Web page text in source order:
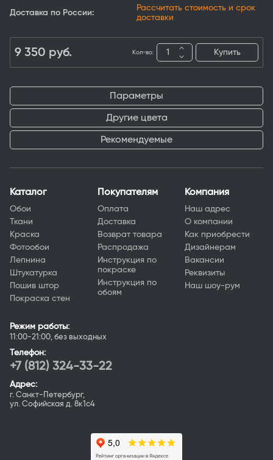
Доставка по России:
Рассчитать стоимость и срок
доставки
9 350 руб. Кол-во: Купить
Параметры
Другие цвета
Рекомендуемые
Каталог
Обои
Ткани
Краска
Фотообои
Лепнина
Штукатурка
Пошив штор
Покраска стен
Покупателям
Оплата
Доставка
Возврат товара
Распродажа
Инструкция по
покраске
Инструкция по
обоям
Компания
Наш адрес
О компании
Как приобрести
Дизайнерам
Вакансии
Реквизиты
Наш шоу-рум
Режим работы:
11:00-21:00, без выходных
Телефон:
+7 (812) 324-33-22
Адрес:
г. Санкт-Петербург,
ул. Софийская д. 8к1с4